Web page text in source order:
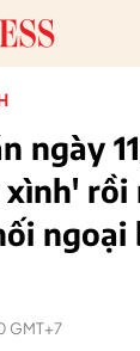
ngày
rồi
ngoại
GMT+7